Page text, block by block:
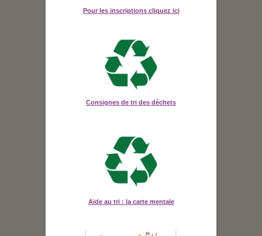
Pour les inscriptions cliquez ici
Consignes de tri des déchets
Aide au tri : la carte mentale